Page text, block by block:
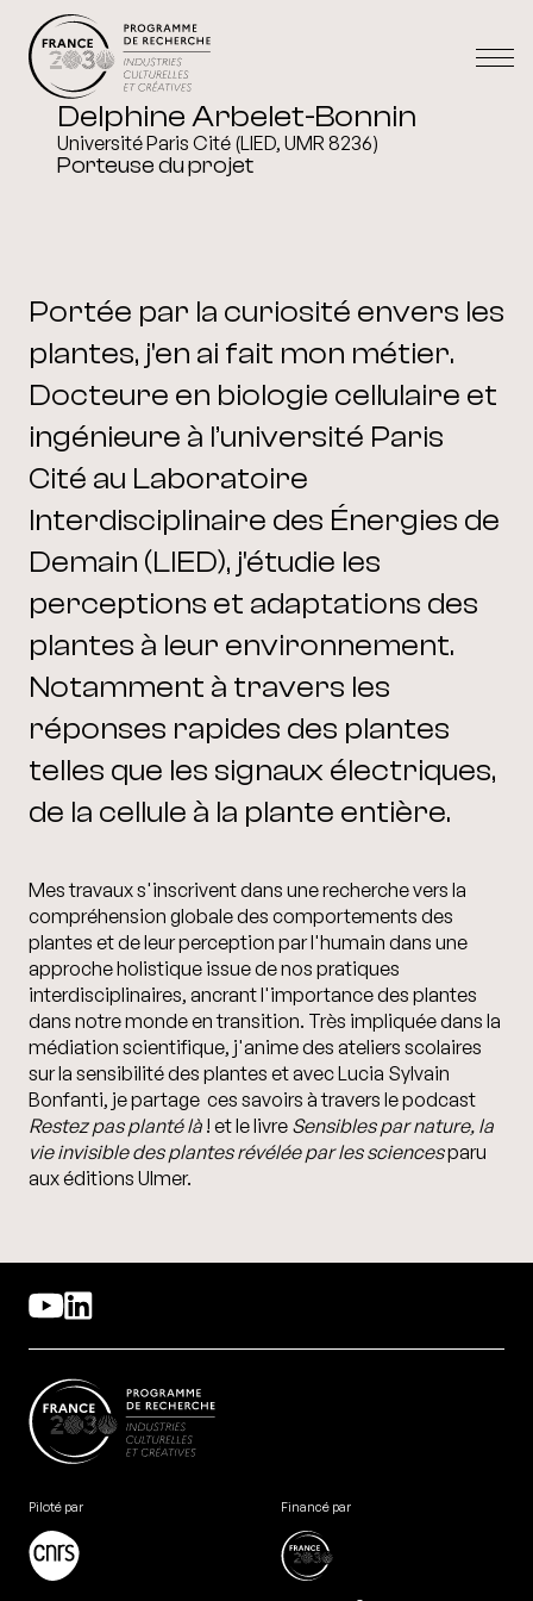
Delphine Arbelet-Bonnin
Université Paris Cité (LIED, UMR 8236)
Porteuse du projet
Portée par la curiosité envers les
plantes, j'en ai fait mon métier.
Docteure en biologie cellulaire et
ingénieure à l’université Paris
Cité au Laboratoire
Interdisciplinaire des Énergies de
Demain (LIED), j'étudie les
perceptions et adaptations des
plantes à leur environnement.
Notamment à travers les
réponses rapides des plantes
telles que les signaux électriques,
de la cellule à la plante entière.
Mes travaux s'inscrivent dans une recherche vers la
compréhension globale des comportements des
plantes et de leur perception par l'humain dans une
approche holistique issue de nos pratiques
interdisciplinaires, ancrant l'importance des plantes
dans notre monde en transition. Très impliquée dans la
médiation scientifique, j'anime des ateliers scolaires
sur la sensibilité des plantes et avec Lucia Sylvain
Bonfanti, je partage ces savoirs à travers le podcast
Restez pas planté là ! et le livre Sensibles par nature, la
vie invisible des plantes révélée par les sciencesparu
aux éditions Ulmer.
Piloté par Financé par